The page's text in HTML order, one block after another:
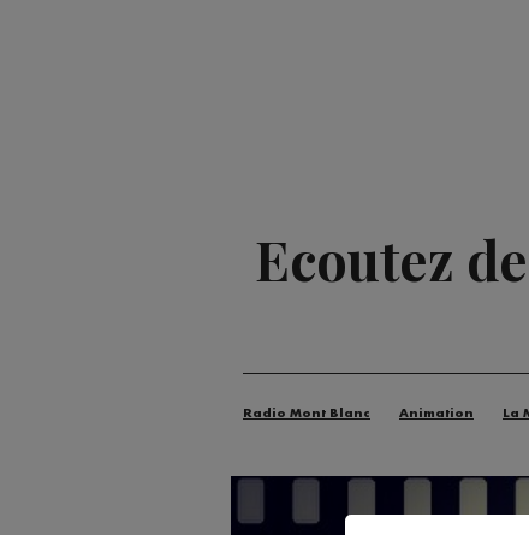
Ecoutez
Radio Mont Blanc Animation La